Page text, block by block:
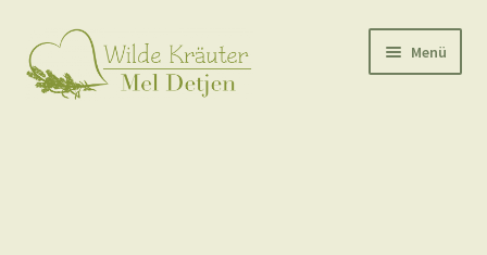
Zur
Navigation
springen
Zum
Inhalt
springen
Menü